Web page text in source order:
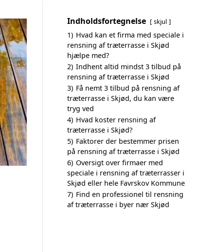
Indholdsfortegnelse skjul
1) Hvad kan et firma med speciale i
rensning af træterrasse i Skjød
hjælpe med?
2) Indhent altid mindst 3 tilbud på
rensning af træterrasse i Skjød
3) Få nemt 3 tilbud på rensning af
træterrasse i Skjød, du kan være
tryg ved
4) Hvad koster rensning af
træterrasse i Skjød?
5) Faktorer der bestemmer prisen
på rensning af træterrasse i Skjød
6) Oversigt over firmaer med
speciale i rensning af træterrasser i
Skjød eller hele Favrskov Kommune
7) Find en professionel til rensning
af træterrasse i byer nær Skjød